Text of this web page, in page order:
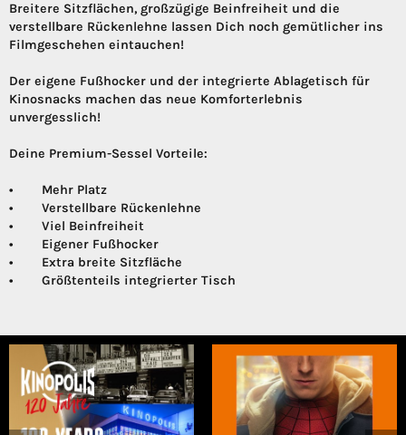
Breitere Sitzflächen, großzügige Beinfreiheit und die
verstellbare Rückenlehne lassen Dich noch gemütlicher ins
Filmgeschehen eintauchen!
Der eigene Fußhocker und der integrierte Ablagetisch für
Kinosnacks machen das neue Komforterlebnis
unvergesslich!
Deine Premium-Sessel Vorteile:
• Mehr Platz
• Verstellbare Rückenlehne
• Viel Beinfreiheit
• Eigener Fußhocker
• Extra breite Sitzfläche
• Größtenteils integrierter Tisch